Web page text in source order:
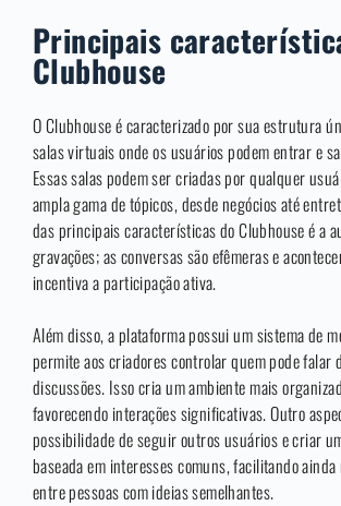
Principais
Clubhouse
O Clubhouse é caracterizado por sua estrutura
salas virtuais onde os usuários podem entrar e
Essas salas podem ser criadas por qualquer
ampla gama de tópicos, desde negócios até
das principais características do Clubhouse é a
gravações; as conversas são efêmeras e
incentiva a participação ativa.
Além disso, a plataforma possui um sistema de
permite aos criadores controlar quem pode falar
discussões. Isso cria um ambiente mais
favorecendo interações significativas. Outro
possibilidade de seguir outros usuários e criar
baseada em interesses comuns, facilitando ainda
entre pessoas com ideias semelhantes.